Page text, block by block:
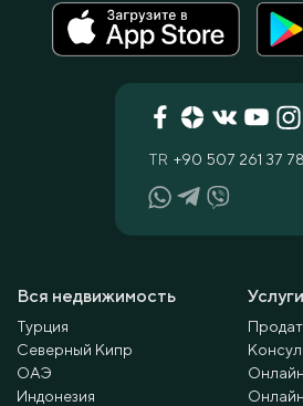
Вся недвижимость
Турция
Северный Кипр
ОАЭ
Индонезия
Услуги
TR +90 507 261 37 78